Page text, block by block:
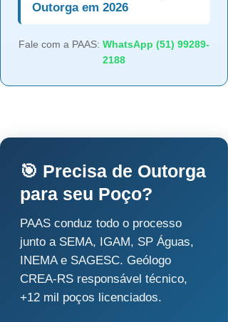
Outorga em 2026
Fale com a PAAS: WhatsApp (51) 99289-
2188
🎯 Precisa de Outorga
para seu Poço?
PAAS conduz todo o processo
junto a SEMA, IGAM, SP Águas,
INEMA e SAGESC. Geólogo
CREA-RS responsável técnico,
+12 mil poços licenciados.